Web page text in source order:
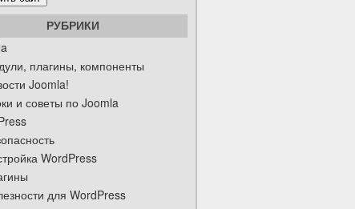
РУБРИКИ
плагины, компоненты
Joomla!
и советы по Joomla
WordPress
для WordPress